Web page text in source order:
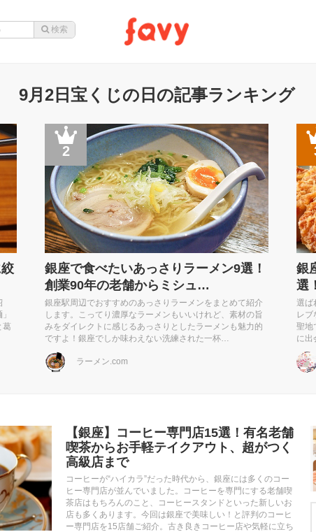
9月2日宝くじの日の記事ランキング
葛
2
銀座で食べたいあっさりラーメン9選！
創業90年の老舗からミシュ…
銀座駅周辺でおすすめのあっさりラーメンをまとめて紹介
します。こってり濃厚なラーメンもいいけれど、素材の旨
みをダイレクトに感じるあっさりとしたラーメンも魅力的
ですよ！銀座でしか味わえない洗練された一杯…
ラーメン.com
銀
選
選ば
レ
聖地
に出
【銀座】コーヒー専門店15選！有名老舗
喫茶からお手軽テイクアウト、超がつく
高級店まで
コーヒーが“ハイカラ”だった時代から、銀座には多くのコー
ヒー専門店が並んでいました。コーヒーを専門にする老舗喫
茶店はもちろんのこと、コーヒースタンドといった新しいお
店も多くあります。今回は銀座で美味しい！と評判のコーヒ
ー専門店を15店舗ご紹介。古き良きコーヒー店や気軽に立ち